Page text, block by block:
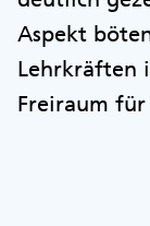
Aspekt
Lehrkräften
Freiraum